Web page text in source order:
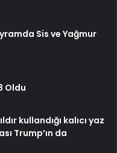
Sis ve Yağmur
Oldu
kullandığı kalıcı yaz
Trump’ın da